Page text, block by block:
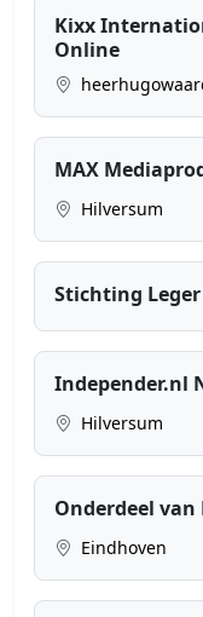
Kixx
Online
MAX
Hilversum
Stichting Leger
Independer.nl
Hilversum
Onderdeel van
Eindhoven